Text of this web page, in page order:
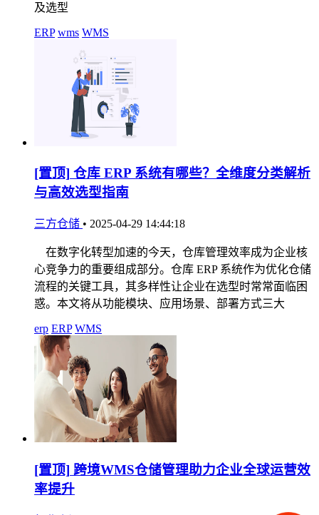
及选型
ERP wms WMS
[置顶] 仓库 ERP 系统有哪些？全维度分类解析
与高效选型指南
三方仓储 • 2025-04-29 14:44:18
在数字化转型加速的今天，仓库管理效率成为企业核
心竞争力的重要组成部分。仓库 ERP 系统作为优化仓储
流程的关键工具，其多样性让企业在选型时常常面临困
惑。本文将从功能模块、应用场景、部署方式三大
erp ERP WMS
[置顶] 跨境WMS仓储管理助力企业全球运营效
率提升